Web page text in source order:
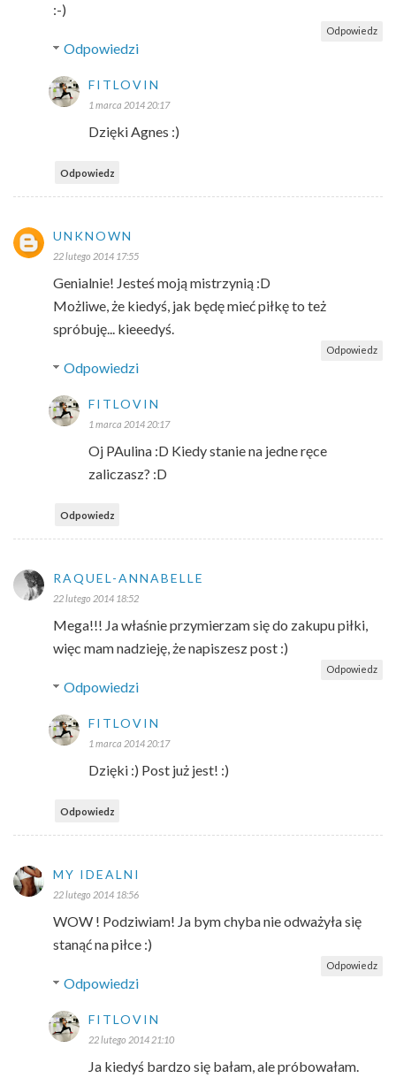
:-)
Odpowiedz
Odpowiedzi
FITLOVIN
1 marca 2014 20:17
Dzięki Agnes :)
Odpowiedz
UNKNOWN
22 lutego 2014 17:55
Genialnie! Jesteś moją mistrzynią :D
Możliwe, że kiedyś, jak będę mieć piłkę to też
spróbuję... kieeedyś.
Odpowiedz
Odpowiedzi
FITLOVIN
1 marca 2014 20:17
Oj PAulina :D Kiedy stanie na jedne ręce
zaliczasz? :D
Odpowiedz
RAQUEL-ANNABELLE
22 lutego 2014 18:52
Mega!!! Ja właśnie przymierzam się do zakupu piłki,
więc mam nadzieję, że napiszesz post :)
Odpowiedz
Odpowiedzi
FITLOVIN
1 marca 2014 20:17
Dzięki :) Post już jest! :)
Odpowiedz
MY IDEALNI
22 lutego 2014 18:56
WOW ! Podziwiam! Ja bym chyba nie odważyła się
stanąć na piłce :)
Odpowiedz
Odpowiedzi
FITLOVIN
22 lutego 2014 21:10
Ja kiedyś bardzo się bałam, ale próbowałam.